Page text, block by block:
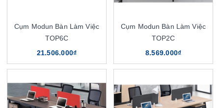
Cụm Modun Bàn Làm Việc
TOP6C
21.506.000₫
Cụm Modun Bàn Làm Việc
TOP2C
8.569.000₫